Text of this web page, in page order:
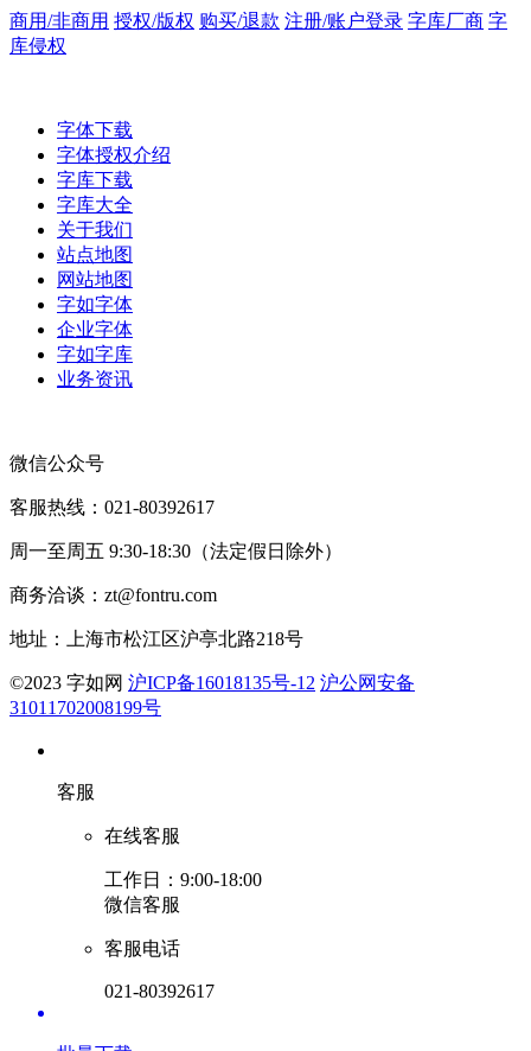
商用/非商用 授权/版权 购买/退款 注册/账户登录 字库厂商 字
库侵权
字体下载
字体授权介绍
字库下载
字库大全
关于我们
站点地图
网站地图
字如字体
企业字体
字如字库
业务资讯
微信公众号
客服热线：021-80392617
周一至周五 9:30-18:30（法定假日除外）
商务洽谈：zt@fontru.com
地址：上海市松江区沪亭北路218号
©️2023 字如网 沪ICP备16018135号-12 沪公网安备
31011702008199号
客服
在线客服
工作日：9:00-18:00
微信客服
客服电话
021-80392617